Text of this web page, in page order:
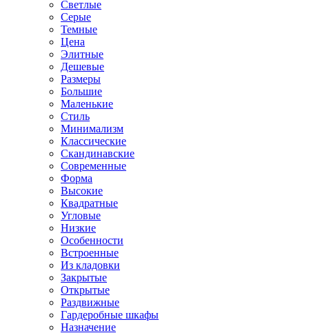
Светлые
Серые
Темные
Цена
Элитные
Дешевые
Размеры
Большие
Маленькие
Стиль
Минимализм
Классические
Скандинавские
Современные
Форма
Высокие
Квадратные
Угловые
Низкие
Особенности
Встроенные
Из кладовки
Закрытые
Открытые
Раздвижные
Гардеробные шкафы
Назначение